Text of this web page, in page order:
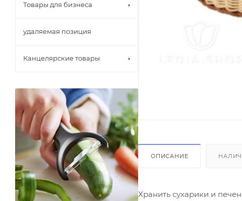
ОПИСАНИЕ
Хранить сухарики и
Товары для бизнеса
удаляемая позиция
Канцелярские товары